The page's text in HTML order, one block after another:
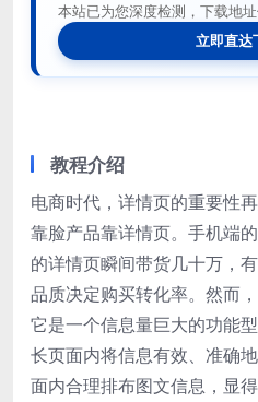
本站已为您深度检测，下载地
立即直达
教程介绍
电商时代，详情页的重要性
靠脸产品靠详情页。手机端
的详情页瞬间带货几十万，
品质决定购买转化率。然而
它是一个信息量巨大的功能
长页面内将信息有效、准确
面内合理排布图文信息，显